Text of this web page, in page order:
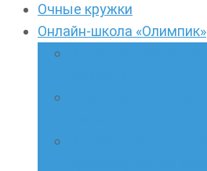
Очные кружки
Онлайн-школа «Олимпик»